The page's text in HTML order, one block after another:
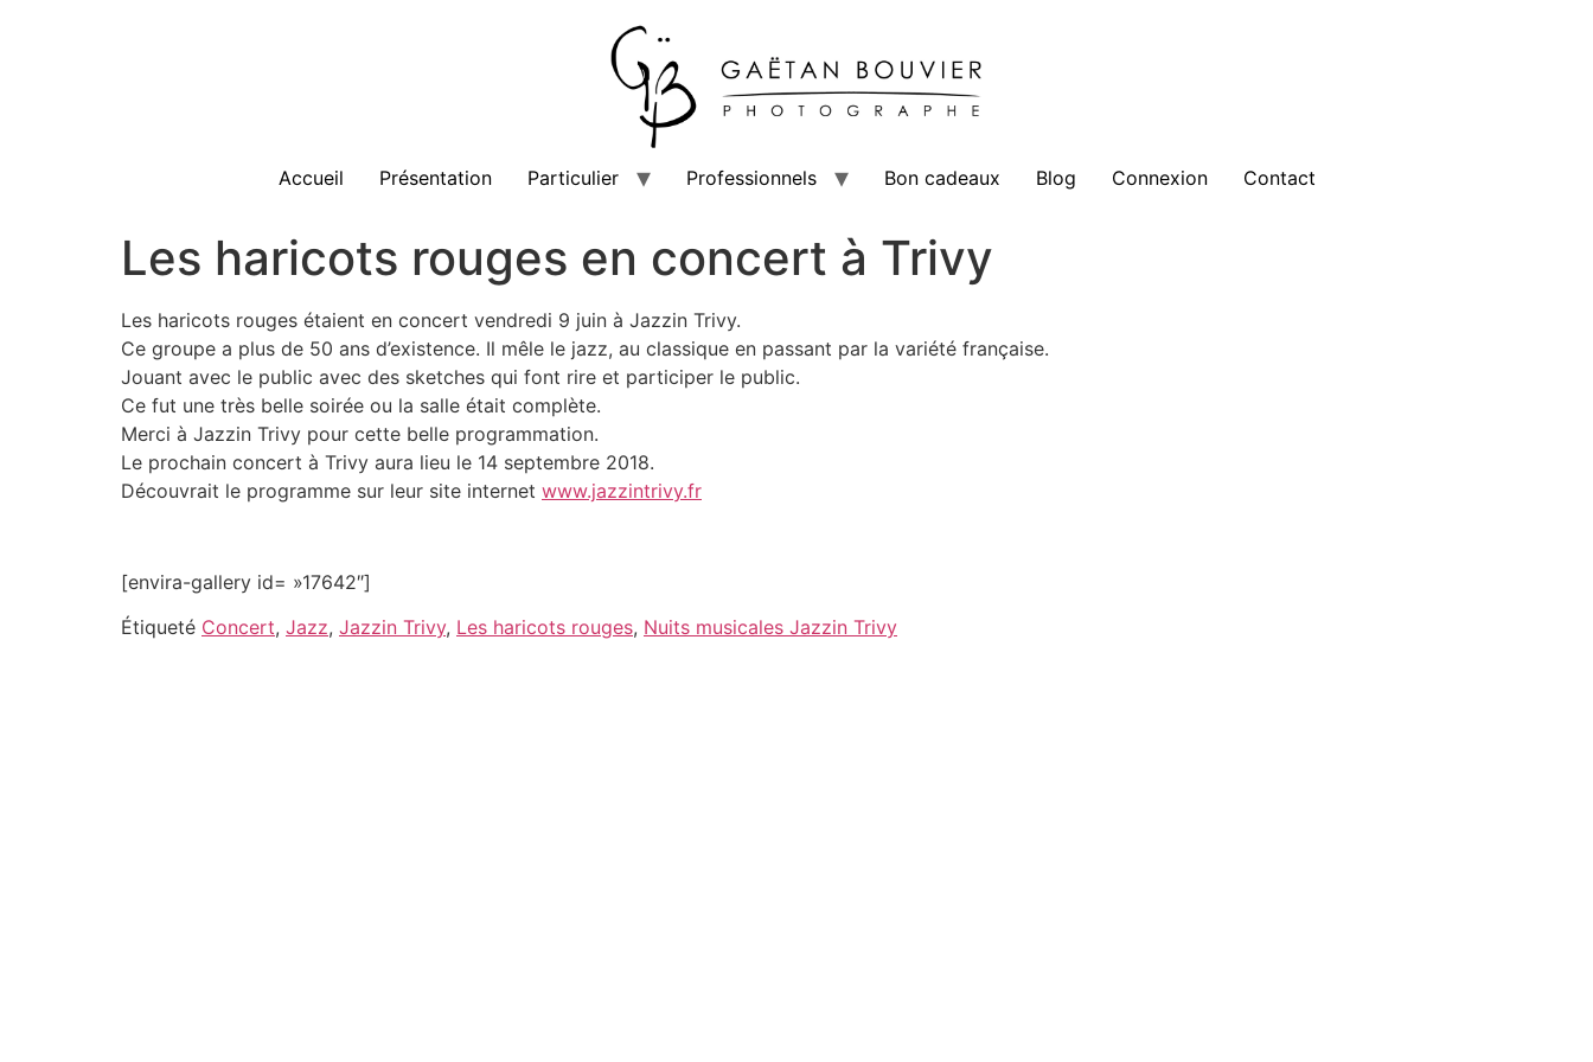
Accueil Présentation Particulier Professionnels Bon cadeaux Blog Connexion Contact
Les haricots rouges en concert à Trivy
Les haricots rouges étaient en concert vendredi 9 juin à Jazzin Trivy.
Ce groupe a plus de 50 ans d’existence. Il mêle le jazz, au classique en passant par la variété française.
Jouant avec le public avec des sketches qui font rire et participer le public.
Ce fut une très belle soirée ou la salle était complète.
Merci à Jazzin Trivy pour cette belle programmation.
Le prochain concert à Trivy aura lieu le 14 septembre 2018.
Découvrait le programme sur leur site internet www.jazzintrivy.fr
[envira-gallery id= »17642″]
Étiqueté Concert, Jazz, Jazzin Trivy, Les haricots rouges, Nuits musicales Jazzin Trivy